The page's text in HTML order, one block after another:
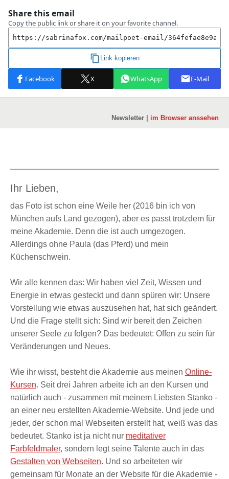
Newsletter | im Browser anssehen
Ihr Lieben,
das Foto ist schon eine Weile her (2016 bin ich von
München aufs Land gezogen), aber es passt trotzdem für
meine Akademie. Denn die ist auch umgezogen.
Allerdings ohne Paula (das Pferd) und mein
Küchenschwein.
Wir alle kennen das: Wir haben viel Zeit, Wissen und
Energie in etwas gesteckt und dann spüren wir: Unsere
Vorstellung wie etwas auszusehen hat, hat sich geändert.
Und die Frage stellt sich: Sind wir bereit den Zeichen
unserer Seele zu folgen? Das bedeutet: Offen zu sein für
Veränderungen und Neues.
Wie ihr wisst, besteht die Akademie aus meinen Online-
Kursen. Seit drei Jahren arbeite ich an den Kursen und
natürlich auch - zusammen mit meinem Liebsten Stanko -
an einer neu erstellten Akademie-Website. Und jede und
jeder, der schon mal Webseiten erstellt hat, weiß was das
bedeutet. Stanko ist ja nicht nur meditativer
Farbfeldmaler, sondern legt seine Talente auch in das
Gestalten von Webseiten. Und so arbeiteten wir
gemeinsam für Monate an der Website für die Akademie -